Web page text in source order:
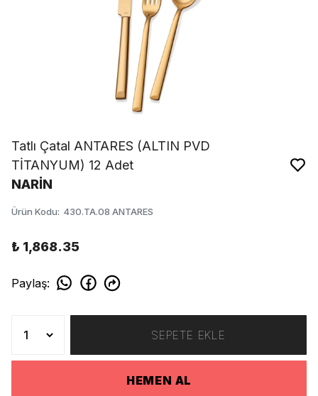
Tatlı Çatal ANTARES (ALTIN PVD
TİTANYUM) 12 Adet
NARİN
Ürün Kodu: 430.TA.08 ANTARES
₺ 1,868.35
Paylaş:
SEPETE EKLE
HEMEN AL